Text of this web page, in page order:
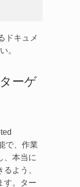
ドキュメ
。
ーゲ
で、作業
、本当に
よう、
す。ター